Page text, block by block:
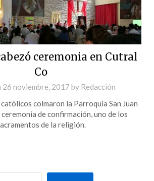
ceremonia en Cutral
Co
26 noviembre, 2017 by Redacción
colmaron la Parroquia San Juan
de confirmación, uno de los
de la religión.